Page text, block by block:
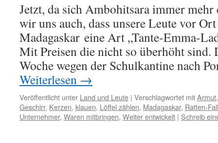
Jetzt, da sich Ambohitsara immer
wir uns auch, dass unsere Leute vor
Madagaskar eine Art „Tante-Emma-
Mit Preisen die nicht so überhöht sind.
Woche wegen der Schulkantine nach
Weiterlesen →
Veröffentlicht unter Land und Leute | Verschlagwortet mitArmut
Geschirr, Kerzen, klauen, Löffel zählen, Madagaskar, Ratten-
Unternehmer, Waren mitbringen, Weiter entwickelt | Schreib